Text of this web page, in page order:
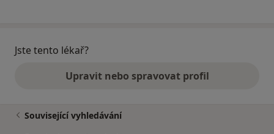
Jste tento lékař?
Upravit nebo spravovat profil
Související vyhledávání